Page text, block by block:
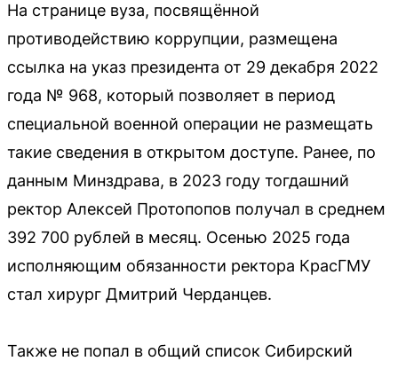
На странице вуза, посвящённой
противодействию коррупции, размещена
ссылка на указ президента от 29 декабря 2022
года № 968, который позволяет в период
специальной военной операции не размещать
такие сведения в открытом доступе. Ранее, по
данным Минздрава, в 2023 году тогдашний
ректор Алексей Протопопов получал в среднем
392 700 рублей в месяц. Осенью 2025 года
исполняющим обязанности ректора КрасГМУ
стал хирург Дмитрий Черданцев.
Также не попал в общий список Сибирский